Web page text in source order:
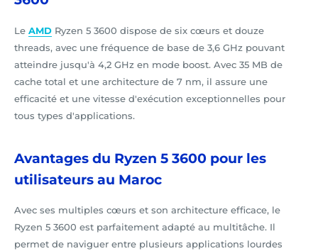
Le AMD Ryzen 5 3600 dispose de six cœurs et douze
threads, avec une fréquence de base de 3,6 GHz pouvant
atteindre jusqu'à 4,2 GHz en mode boost. Avec 35 MB de
cache total et une architecture de 7 nm, il assure une
efficacité et une vitesse d'exécution exceptionnelles pour
tous types d'applications.
Avantages du Ryzen 5 3600 pour les
utilisateurs au Maroc
Avec ses multiples cœurs et son architecture efficace, le
Ryzen 5 3600 est parfaitement adapté au multitâche. Il
permet de naviguer entre plusieurs applications lourdes